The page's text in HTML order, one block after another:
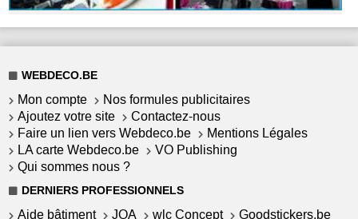
WEBDECO.BE
Mon compte
Nos formules publicitaires
Ajoutez votre site
Contactez-nous
Faire un lien vers Webdeco.be
Mentions Légales
LA carte Webdeco.be
VO Publishing
Qui sommes nous ?
DERNIERS PROFESSIONNELS
Aide bâtiment JOA wlc Concept Goodstickers.be